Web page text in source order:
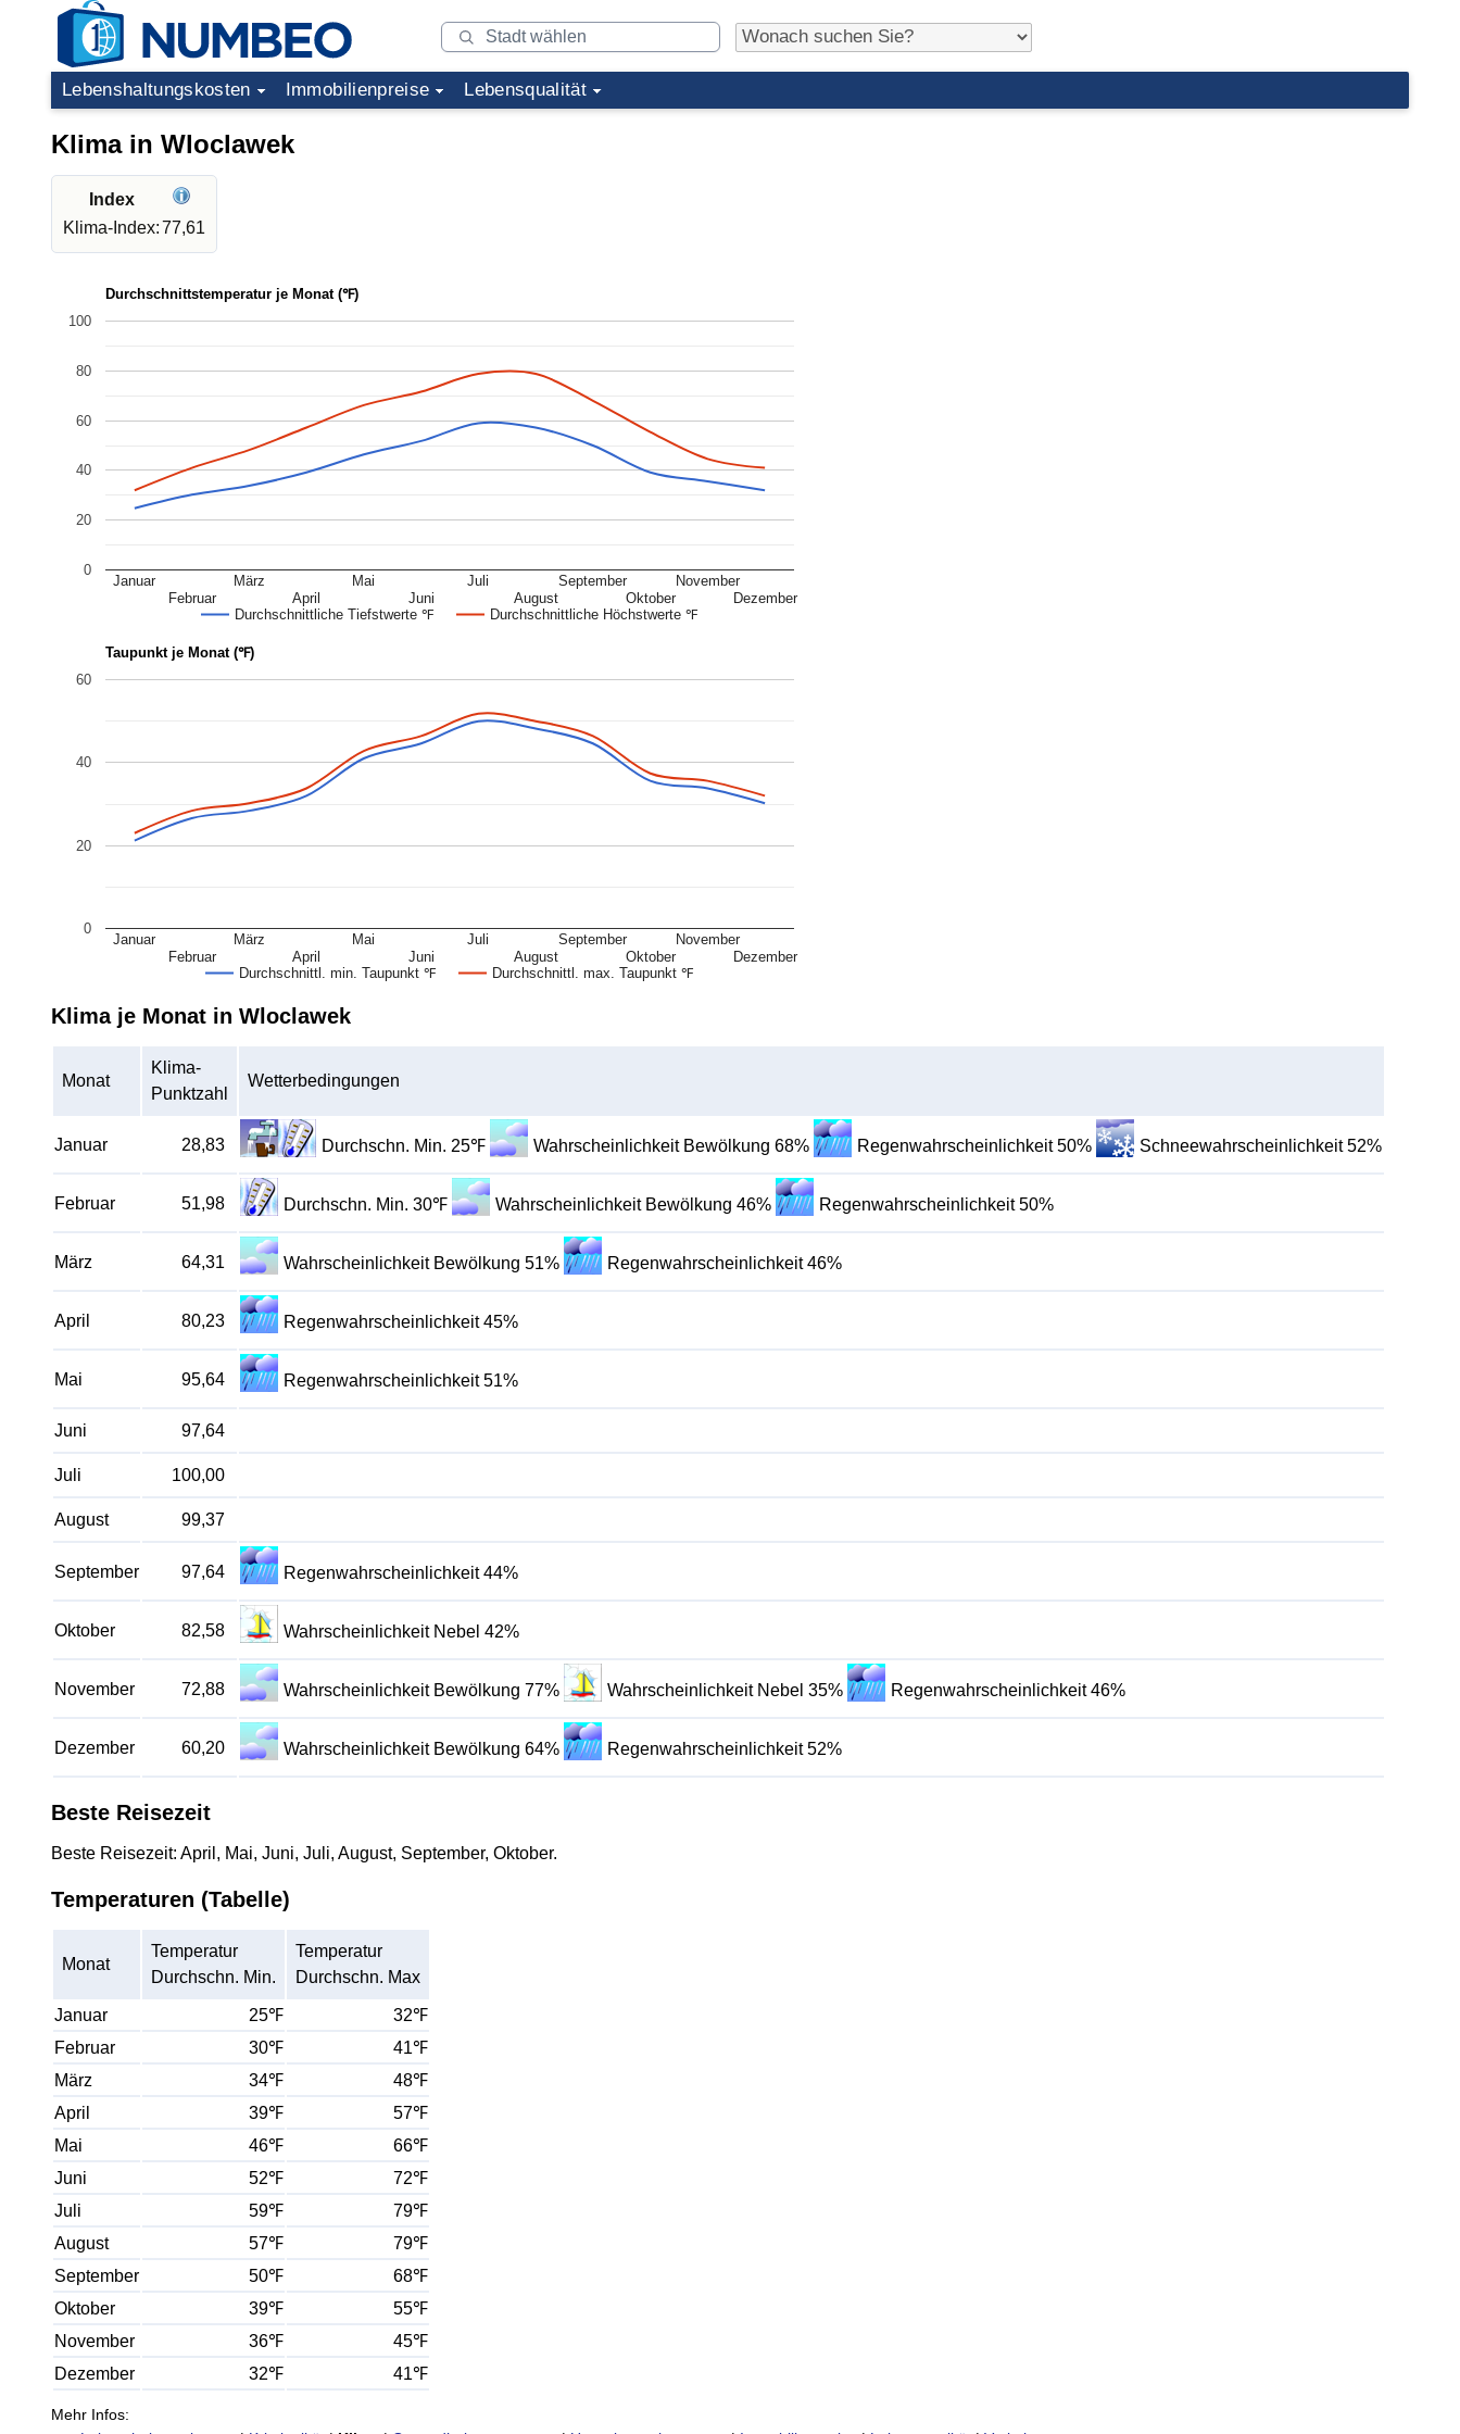
Lebenshaltungskosten Immobilienpreise Lebensqualität
Klima in Wloclawek
Index
Klima-Index:77,61
Durchschnittstemperatur je Monat (℉)
Durchschnittliche Tiefstwerte ℉ Durchschnittliche Höchstwerte ℉
Januar
Februar
März
April
Mai
Juni
Juli
August
September
Oktober
November
Dezember
0
20
40
60
80
100
Taupunkt je Monat (℉)
Durchschnittl. min. Taupunkt ℉ Durchschnittl. max. Taupunkt ℉
Januar
Februar
März
April
Mai
Juni
Juli
August
September
Oktober
November
Dezember
0
20
40
60
Klima je Monat in Wloclawek
Monat
Klima-
Punktzahl
Wetterbedingungen
Januar 28,83 Durchschn. Min. 25℉ Wahrscheinlichkeit Bewölkung 68% Regenwahrscheinlichkeit 50% Schneewahrscheinlichkeit 52%
Februar 51,98 Durchschn. Min. 30℉ Wahrscheinlichkeit Bewölkung 46% Regenwahrscheinlichkeit 50%
März 64,31 Wahrscheinlichkeit Bewölkung 51% Regenwahrscheinlichkeit 46%
April 80,23 Regenwahrscheinlichkeit 45%
Mai 95,64 Regenwahrscheinlichkeit 51%
Juni 97,64
Juli 100,00
August 99,37
September 97,64 Regenwahrscheinlichkeit 44%
Oktober 82,58 Wahrscheinlichkeit Nebel 42%
November 72,88 Wahrscheinlichkeit Bewölkung 77% Wahrscheinlichkeit Nebel 35% Regenwahrscheinlichkeit 46%
Dezember 60,20 Wahrscheinlichkeit Bewölkung 64% Regenwahrscheinlichkeit 52%
Beste Reisezeit
Beste Reisezeit: April, Mai, Juni, Juli, August, September, Oktober.
Temperaturen (Tabelle)
Monat
Temperatur
Durchschn. Min.
Temperatur
Durchschn. Max
Januar 25℉
32℉
Februar
30℉
41℉
März
34℉
48℉
April
39℉
57℉
Mai
46℉
66℉
Juni
52℉
72℉
Juli
59℉
79℉
August
57℉
79℉
September
50℉
68℉
Oktober
39℉
55℉
November
36℉
45℉
Dezember
32℉ 41℉
Mehr Infos: